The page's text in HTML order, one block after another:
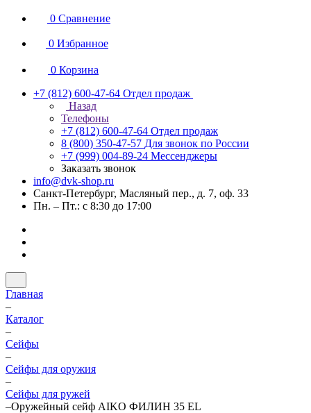
0 Сравнение
0 Избранное
0 Корзина
+7 (812) 600-47-64 Отдел продаж
Назад
Телефоны
+7 (812) 600-47-64 Отдел продаж
8 (800) 350-47-57 Для звонок по России
+7 (999) 004-89-24 Мессенджеры
Заказать звонок
info@dvk-shop.ru
Санкт-Петербург, Масляный пер., д. 7, оф. 33
Пн. – Пт.: с 8:30 до 17:00
Главная
–
Каталог
–
Cейфы
–
Cейфы для оружия
–
Сейфы для ружей
–Оружейный сейф AIKO ФИЛИН 35 EL